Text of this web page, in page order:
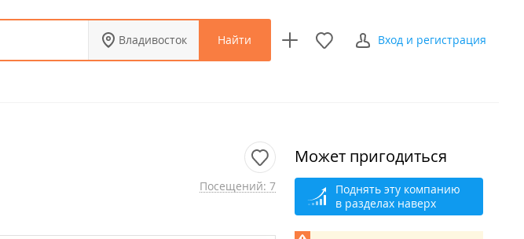
Владивосток Найти Вход и регистрация
Посещений: 7
Может пригодиться
Поднять эту компанию
в разделах наверх